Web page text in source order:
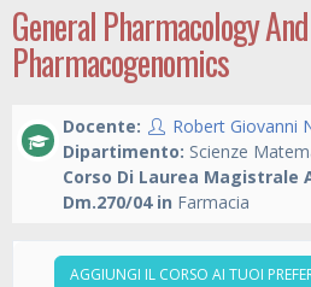
General Pharmacology
Pharmacogenomics
Docente:
Robert Giovanni
Dipartimento: Scienze
Corso Di Laurea Magistrale
Dm.270/04 in Farmacia
AGGIUNGI IL CORSO AI TUOI